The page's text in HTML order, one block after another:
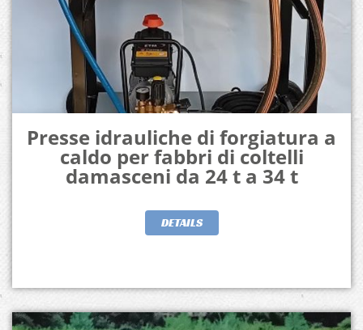
Presse idrauliche di forgiatura a
caldo per fabbri di coltelli
damasceni da 24 t a 34 t
DETAILS